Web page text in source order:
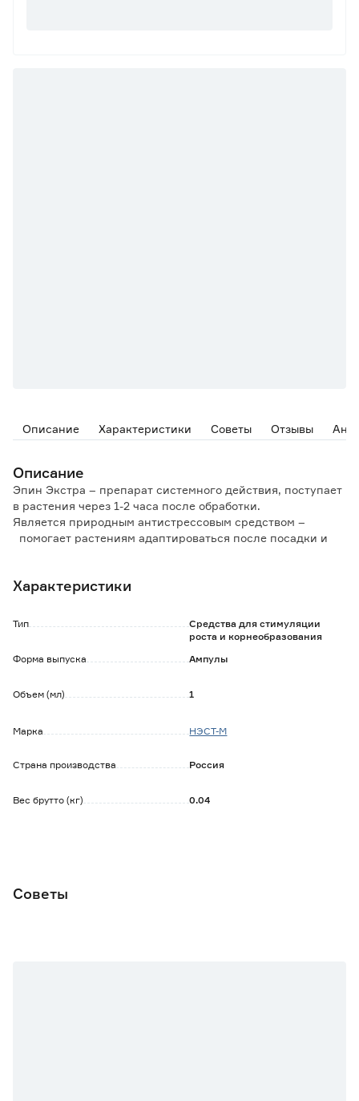
Описание Характеристики Советы Отзывы
Описание
Эпин Экстра – препарат системного действия, поступает
в растения через 1-2 часа после обработки.
Является природным антистрессовым средством –
помогает растениям адаптироваться после посадки и
(фитофтороз, альтернариоз, мучнистая роса).
Особенности и преимущества:
- повышает всхожесть семян и клубней, ускоряет их
- ускоряет созревание плодов и увеличивает
- защищает растения от низких температур (возвратные
- снижает содержание нитратов, тяжелых металлов,
Характеристики
Тип
Средства для стимуляции
роста и корнеобразования
Форма выпуска
Ампулы
Объем (мл) 1
Марка НЭСТ-М
Страна производства Россия
Вес брутто (кг) 0.04
Советы